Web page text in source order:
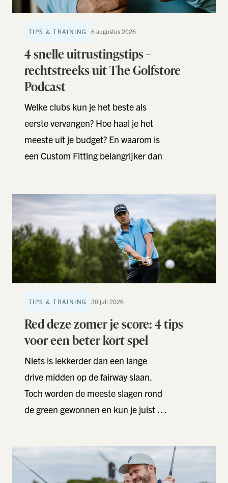
TIPS & TRAINING 6 augustus 2026
4 snelle uitrustingstips –
rechtstreeks uit The Golfstore
Podcast
Welke clubs kun je het beste als
eerste vervangen? Hoe haal je het
meeste uit je budget? En waarom is
een Custom Fitting belangrijker dan
TIPS & TRAINING 30 juli 2026
Red deze zomer je score: 4 tips
voor een beter kort spel
Niets is lekkerder dan een lange
drive midden op de fairway slaan.
Toch worden de meeste slagen rond
de green gewonnen en kun je juist …